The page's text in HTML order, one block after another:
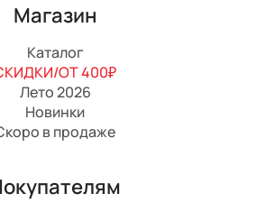
Магазин
Каталог
ОТ 400₽
Лето 2026
Новинки
в продаже